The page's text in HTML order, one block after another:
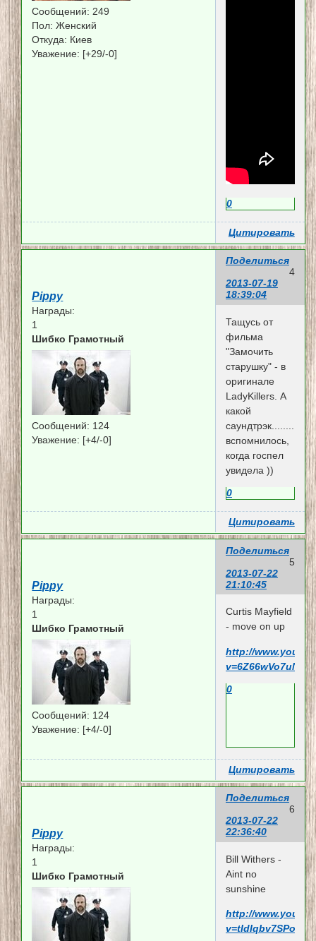
Сообщений: 249
Пол: Женский
Откуда: Киев
Уважение: [+29/-0]
0
Цитировать
Поделиться
4
2013-07-19
18:39:04
Pippy
Награды:
1
Шибко Грамотный
Сообщений: 124
Уважение: [+4/-0]
Тащусь от
фильма
"Замочить
старушку" - в
оригинале
LadyKillers. А
какой
саундтрэк.........
вспомнилось,
когда госпел
увидела ))
0
Цитировать
Поделиться
5
2013-07-22
21:10:45
Pippy
Награды:
1
Шибко Грамотный
Сообщений: 124
Уважение: [+4/-0]
Curtis Mayfield
- move on up
http://
v=6Z66wVo7uNw
0
Цитировать
Поделиться
6
2013-07-22
22:36:40
Pippy
Награды:
1
Шибко Грамотный
Bill Withers -
Aint no
sunshine
http://
v=tIdIqbv7SPo